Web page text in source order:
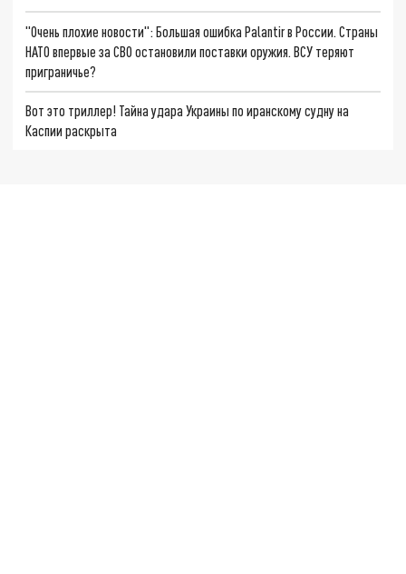
"Очень плохие новости": Большая ошибка Palantir в России. Страны
НАТО впервые за СВО остановили поставки оружия. ВСУ теряют
приграничье?
Вот это триллер! Тайна удара Украины по иранскому судну на
Каспии раскрыта